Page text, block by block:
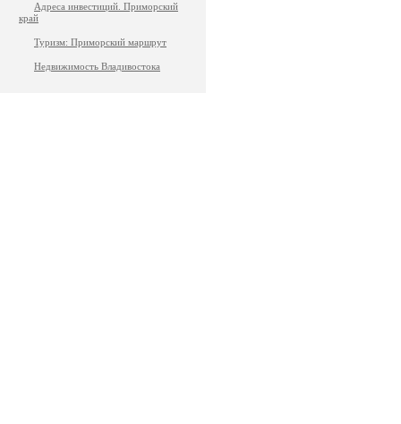
Адреса инвестиций. Приморский
край
Туризм: Приморский маршрут
Недвижимость Владивостока